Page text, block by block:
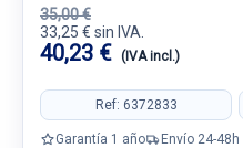
35,00 €
33,25 € sin IVA.
40,23 € (IVA incl.)
Ref: 6372833
Garantía 1 año Envío 24-48h